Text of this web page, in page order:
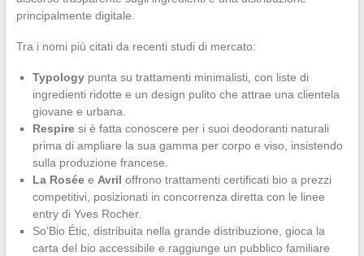
principalmente digitale.
Tra i nomi più citati da recenti studi di mercato:
Typologypunta su trattamenti minimalisti, con liste di
ingredienti ridotte e un design pulito che attrae una clientela
giovane e urbana.
Respiresi è fatta conoscere per i suoi deodoranti naturali
prima di ampliare la sua gamma per corpo e viso, insistendo
sulla produzione francese.
La Roséee Avril offrono trattamenti certificati bio a prezzi
competitivi, posizionati in concorrenza diretta con le linee
entry di Yves Rocher.
So’Bio Étic, distribuita nella grande distribuzione, gioca la
carta del bio accessibile e raggiunge un pubblico familiare